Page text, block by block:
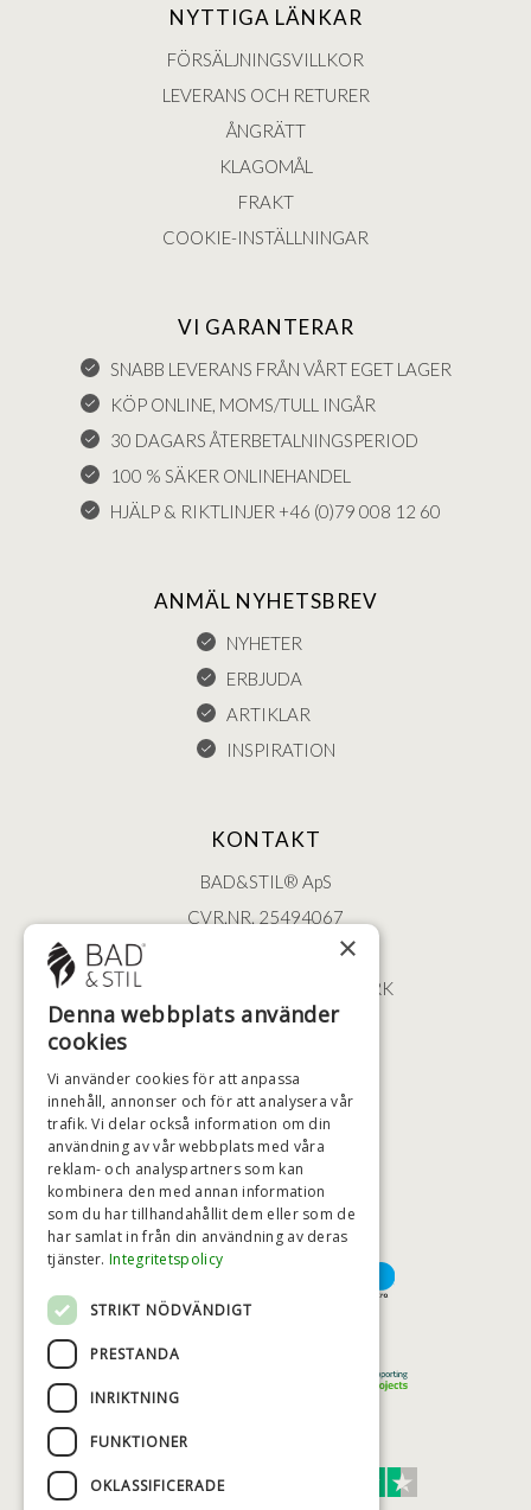
NYTTIGA LÄNKAR
FÖRSÄLJNINGSVILLKOR
LEVERANS OCH RETURER
ÅNGRÄTT
KLAGOMÅL
FRAKT
COOKIE-INSTÄLLNINGAR
VI GARANTERAR
SNABB LEVERANS FRÅN VÅRT EGET LAGER
KÖP ONLINE, MOMS/TULL INGÅR
30 DAGARS ÅTERBETALNINGSPERIOD
100 % SÄKER ONLINEHANDEL
HJÄLP & RIKTLINJER +46 (0)79 008 12 60
ANMÄL NYHETSBREV
NYHETER
ERBJUDA
ARTIKLAR
INSPIRATION
KONTAKT
BAD&STIL® ApS
CVR.NR. 25494067
ØSTERBROGADE 202
2100 KØBENHAVN • DANMARK
+46 (0)79 008 12 60
HÖGSTA KREDITVÄRDIGHET
BETALNINGSALTERNATIV
×
Denna webbplats använder
cookies
Vi använder cookies för att anpassa
innehåll, annonser och för att analysera vår
trafik. Vi delar också information om din
användning av vår webbplats med våra
reklam- och analyspartners som kan
kombinera den med annan information
som du har tillhandahållit dem eller som de
har samlat in från din användning av deras
tjänster. Integritetspolicy
STRIKT NÖDVÄNDIGT
PRESTANDA
INRIKTNING
FUNKTIONER
OKLASSIFICERADE